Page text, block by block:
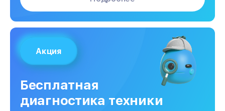
Акция
Бесплатная
диагностика техники